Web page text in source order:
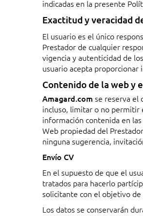
indicadas en la presente
Exactitud y veracidad
El usuario es el único
Prestador de cualquier
vigencia y autenticidad de
usuario acepta
Contenido de la web y
Amagard.com se reserva el
incluso, limitar o no permitir
información contenida en
Web propiedad del
ninguna sugerencia,
Envío CV
En el supuesto de que el
tratados para hacerlo
solicitante con el objetivo de
Los datos se conservarán